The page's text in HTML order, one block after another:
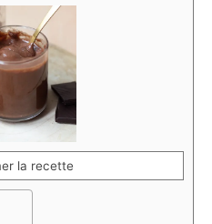
la recette